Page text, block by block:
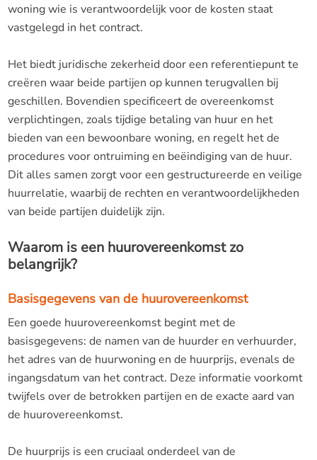
woning wie is verantwoordelijk voor de kosten staat
vastgelegd in het contract.
Het biedt juridische zekerheid door een referentiepunt te
creëren waar beide partijen op kunnen terugvallen bij
geschillen. Bovendien specificeert de overeenkomst
verplichtingen, zoals tijdige betaling van huur en het
bieden van een bewoonbare woning, en regelt het de
procedures voor ontruiming en beëindiging van de huur.
Dit alles samen zorgt voor een gestructureerde en veilige
huurrelatie, waarbij de rechten en verantwoordelijkheden
van beide partijen duidelijk zijn.
Waarom is een huurovereenkomst zo
belangrijk?
Basisgegevens van de huurovereenkomst
Een goede huurovereenkomst begint met de
basisgegevens: de namen van de huurder en verhuurder,
het adres van de huurwoning en de huurprijs, evenals de
ingangsdatum van het contract. Deze informatie voorkomt
twijfels over de betrokken partijen en de exacte aard van
de huurovereenkomst.
De huurprijs is een cruciaal onderdeel van de